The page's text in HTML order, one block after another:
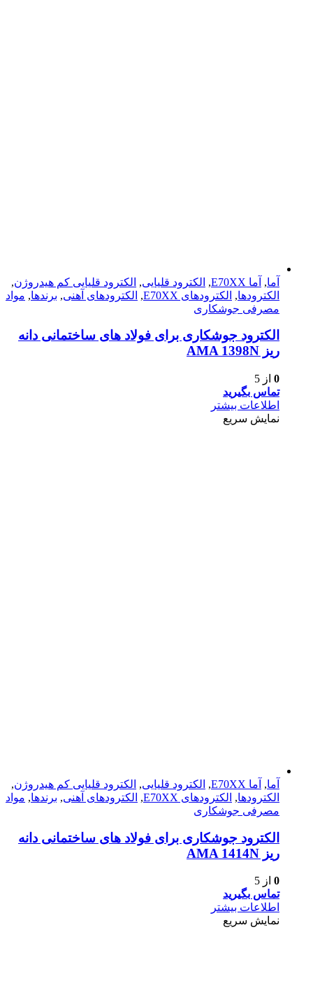
آما, آما E70XX , الکترود قلیایی, الکترود قلیایی کم هیدروژن,
الکترودها, الکترود‌های E70XX , الکترود‌های آهنی, برندها, مواد
مصرفی جوشکاری
الکترود جوشکاری برای فولاد های ساختمانی دانه
ریز AMA 1398N
0 از 5
تماس بگیرید
اطلاعات بیشتر
نمایش سریع
آما, آما E70XX , الکترود قلیایی, الکترود قلیایی کم هیدروژن,
الکترودها, الکترود‌های E70XX , الکترود‌های آهنی, برندها, مواد
مصرفی جوشکاری
الکترود جوشکاری برای فولاد های ساختمانی دانه
ریز AMA 1414N
0 از 5
تماس بگیرید
اطلاعات بیشتر
نمایش سریع